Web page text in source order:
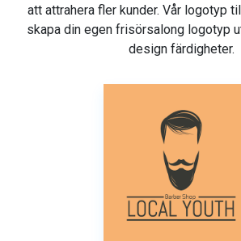
att attrahera fler kunder. Vår logotyp
skapa din egen frisörsalong logotyp
design färdigheter.